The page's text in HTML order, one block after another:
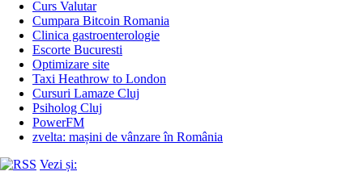
Curs Valutar
Cumpara Bitcoin Romania
Clinica gastroenterologie
Escorte Bucuresti
Optimizare site
Taxi Heathrow to London
Cursuri Lamaze Cluj
Psiholog Cluj
PowerFM
zvelta: mașini de vânzare în România
Vezi și: